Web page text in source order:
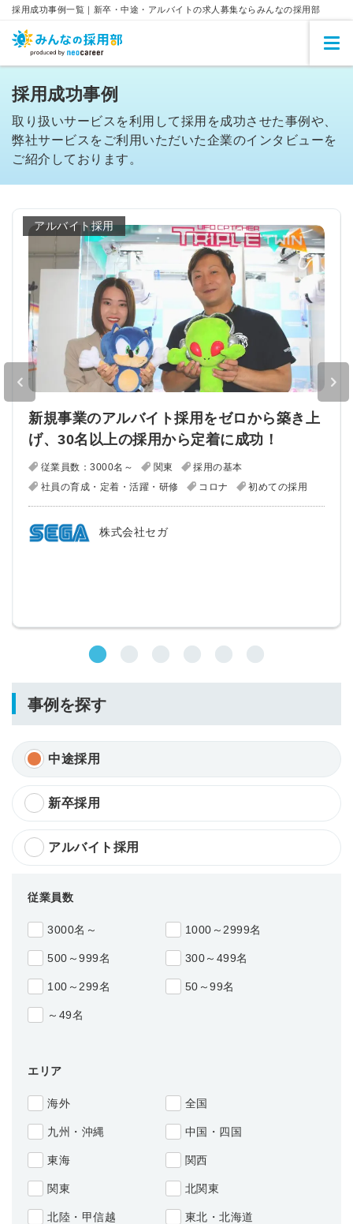
採用成功事例一覧｜新卒・中途・アルバイトの求人募集ならみんなの採用部
採用成功事例
取り扱いサービスを利用して採用を成功させた事例や、
弊社サービスをご利用いただいた企業のインタビューを
ご紹介しております。
アルバイト採用
新規事業のアルバイト採用をゼロから築き上
げ、30名以上の採用から定着に成功！
従業員数：3000名～ 関東
採用の基本
社員の育成・定着・活躍・研修
コロナ 初めての採用
株式会社セガ
事例を探す
中途採用
新卒採用
アルバイト採用
従業員数
3000名～ 1000～2999名
500～999名 300～499名
100～299名 50～99名
～49名
エリア
海外 全国
九州・沖縄 中国・四国
東海 関西
関東 北関東
北陸・甲信越 東北・北海道